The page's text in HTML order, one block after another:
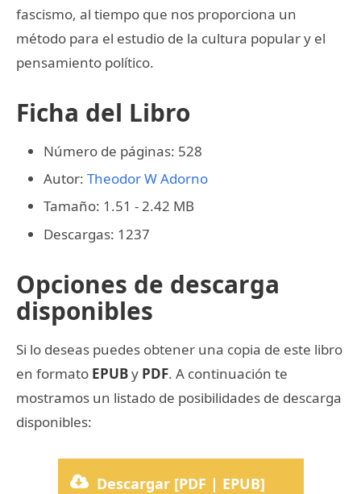
fascismo, al tiempo que nos proporciona un
método para el estudio de la cultura popular y el
pensamiento político.
Ficha del Libro
Número de páginas: 528
Autor: Theodor W Adorno
Tamaño: 1.51 - 2.42 MB
Descargas: 1237
Opciones de descarga
disponibles
Si lo deseas puedes obtener una copia de este libro
en formato EPUBy PDF. A continuación te
mostramos un listado de posibilidades de descarga
disponibles:
Descargar [PDF | EPUB]